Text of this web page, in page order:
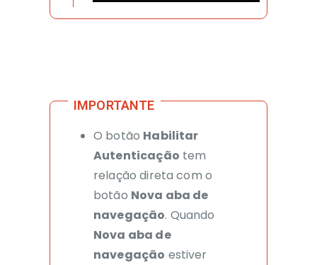
O botão Habilitar
Autenticação tem
relação direta com o
botão Nova aba de
navegação. Quando
Nova aba de
navegação estiver